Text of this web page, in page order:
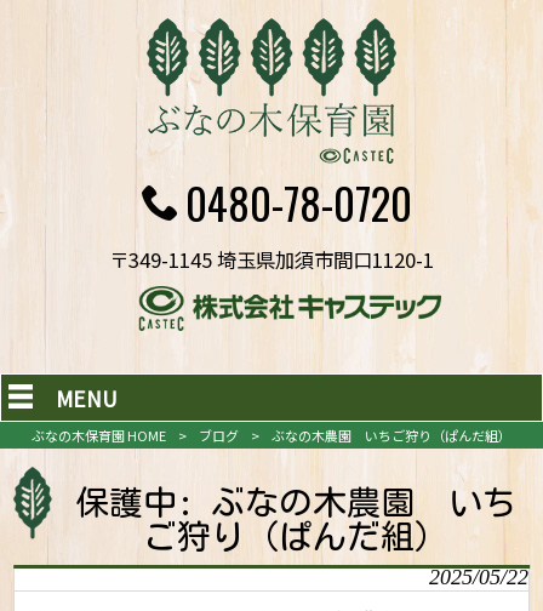
0480-78-0720
〒349-1145 埼玉県加須市間口1120-1
MENU
ぶなの木保育園 HOME > ブログ > ぶなの木農園 いちご狩り（ぱんだ組）
保護中: ぶなの木農園 いち
ご狩り（ぱんだ組）
2025/05/22